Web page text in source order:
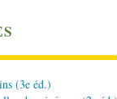
(3e éd.)